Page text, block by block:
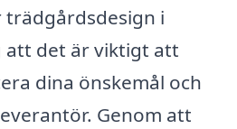
i
att det är viktigt att
dina önskemål och
Genom att